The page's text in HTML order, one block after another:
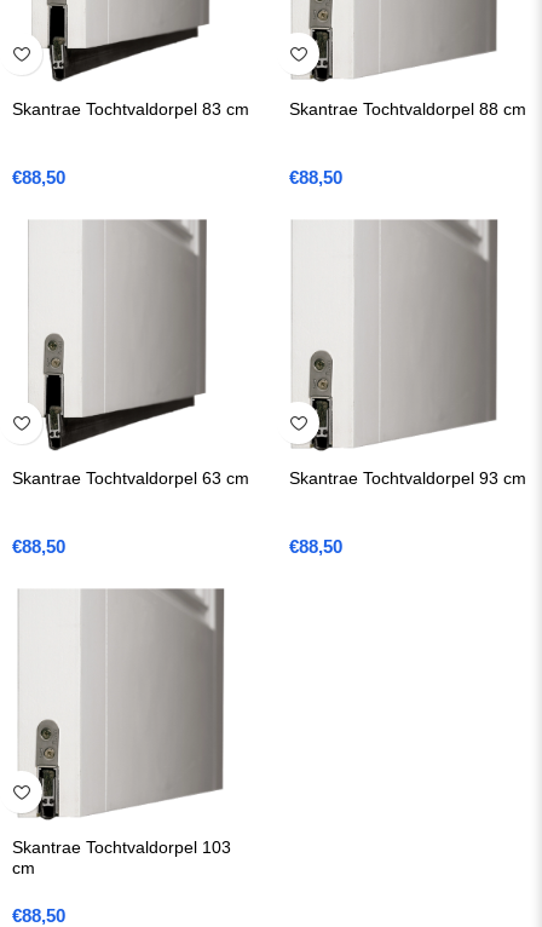
Skantrae Tochtvaldorpel 83 cm
€88,50
Skantrae Tochtvaldorpel 88 cm
€88,50
Skantrae Tochtvaldorpel 63 cm
€88,50
Skantrae Tochtvaldorpel 93 cm
€88,50
Skantrae Tochtvaldorpel 103
cm
€88,50